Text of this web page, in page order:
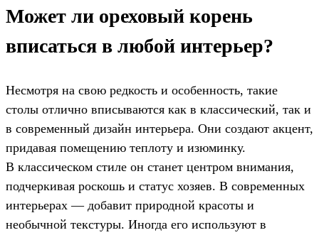
Может ли ореховый корень
вписаться в любой интерьер?
Несмотря на свою редкость и особенность, такие
столы отлично вписываются как в классический, так и
в современный дизайн интерьера. Они создают акцент,
придавая помещению теплоту и изюминку.
В классическом стиле он станет центром внимания,
подчеркивая роскошь и статус хозяев. В современных
интерьерах — добавит природной красоты и
необычной текстуры. Иногда его используют в